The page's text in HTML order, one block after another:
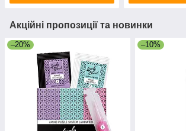
Акційні пропозиції та новинки
–20% –10%